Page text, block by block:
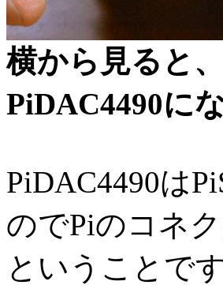
横から見ると
PiDAC4490に
PiDAC4490は
のでPiのコネ
ということで